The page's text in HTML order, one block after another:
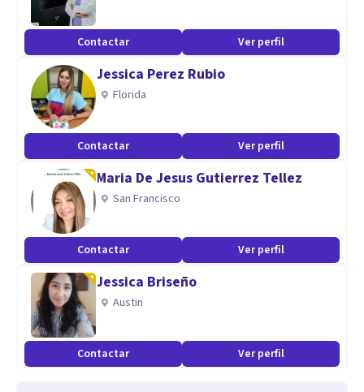
Contactar Ver perfil
Jessica Perez Rubio
Florida
Contactar Ver perfil
Maria De Jesus Gutierrez Tellez
San Francisco
Contactar Ver perfil
Jessica Briseño
Austin
Contactar Ver perfil